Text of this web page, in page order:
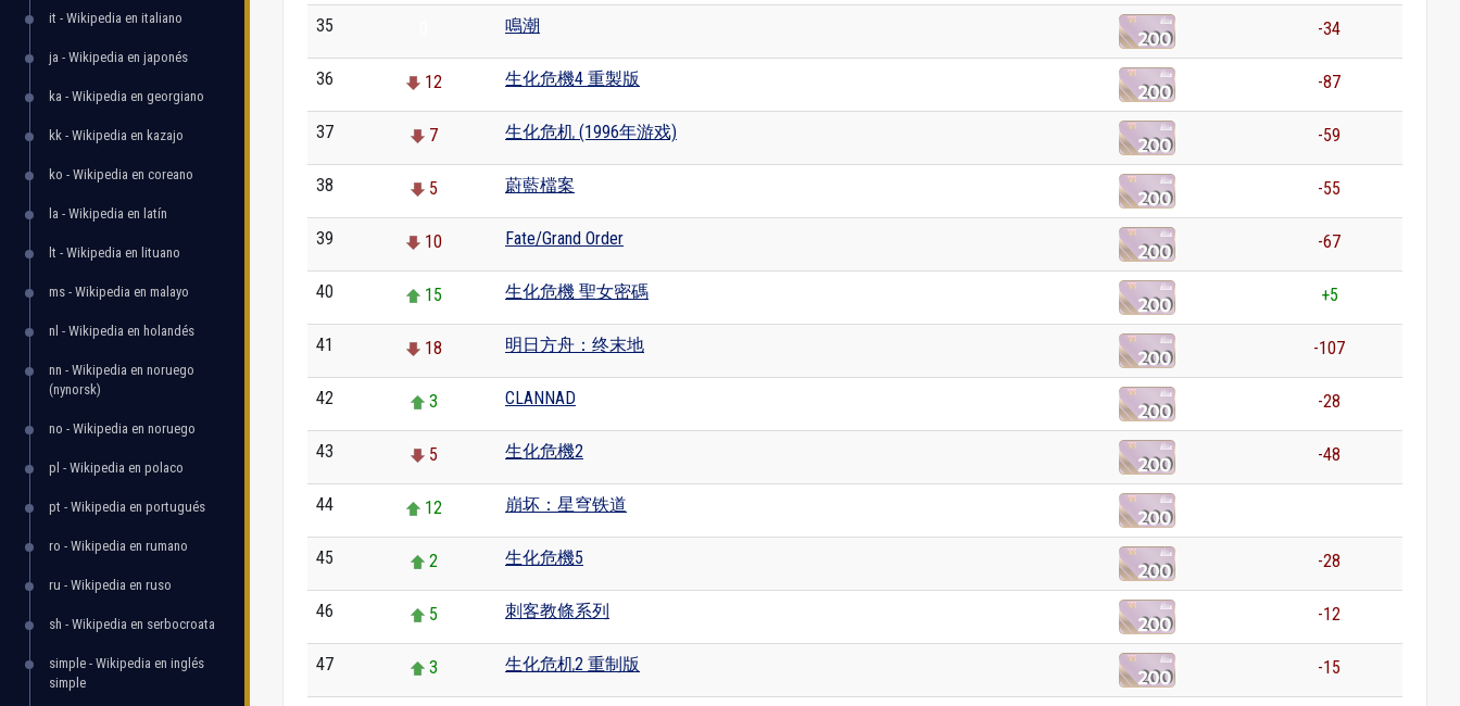
it - Wikipedia en italiano
ja - Wikipedia en japonés
ka - Wikipedia en georgiano
kk - Wikipedia en kazajo
ko - Wikipedia en coreano
la - Wikipedia en latín
lt - Wikipedia en lituano
ms - Wikipedia en malayo
nl - Wikipedia en holandés
nn - Wikipedia en noruego
(nynorsk)
no - Wikipedia en noruego
pl - Wikipedia en polaco
pt - Wikipedia en portugués
ro - Wikipedia en rumano
ru - Wikipedia en ruso
sh - Wikipedia en serbocroata
simple - Wikipedia en inglés
simple
35 鳴潮 -34
36 12 生化危機4 重製版 -87
37 7 生化危机 (1996年游戏) -59
38 5 蔚藍檔案 -55
39 10 Fate/Grand Order -67
40 15 生化危機 聖女密碼 +5
41 18 明日方舟：终末地 -107
42 3 CLANNAD -28
43 5 生化危機2 -48
44 12 崩坏：星穹铁道
45 2 生化危機5 -28
46 5 刺客教條系列 -12
47 3 生化危机2 重制版 -15